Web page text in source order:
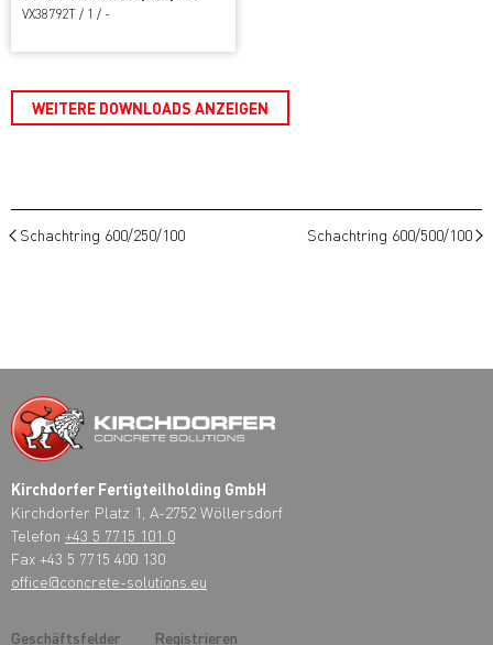
VX38792T / 1 / -
WEITERE DOWNLOADS ANZEIGEN
Schachtring 600/250/100 Schachtring 600/500/100
Kirchdorfer Fertigteilholding GmbH
Kirchdorfer Platz 1, A-2752 Wöllersdorf
Telefon +43 5 7715 101 0
Fax +43 5 7715 400 130
office@concrete-solutions.eu
Geschäftsfelder Registrieren